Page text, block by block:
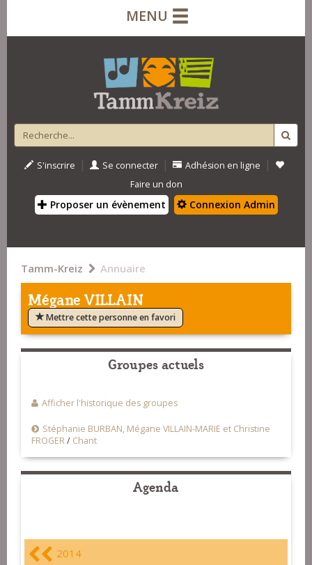
MENU
S'inscrire | Se connecter | Adhésion en ligne |
Faire un don
Proposer un évènement Connexion Admin
Tamm-Kreiz Annuaire
Mégane VILLAIN
Mettre cette personne en favori
Groupes actuels
Afficher l'historique des groupes
Stéphanie BURBAN, Mégane VILLAIN-MARIE et Christine
FROGER/ Chant
Agenda
2014